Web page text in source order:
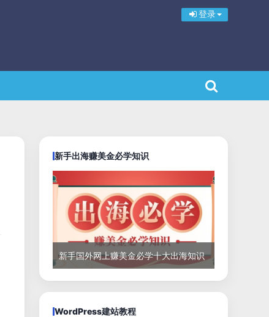
登录
新手出海赚美金必学知识
新手国外网上赚美金必学十大出海知识
WordPress建站教程